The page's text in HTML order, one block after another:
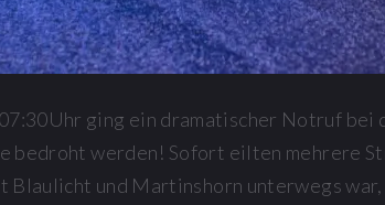
ging ein dramatischer Notruf
bedroht werden! Sofort eilten mehrere
Blaulicht und Martinshorn unterwegs